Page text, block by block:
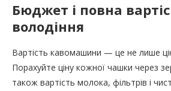
Бюджет і повна
володіння
Вартість кавомашини — це не лише
Порахуйте ціну кожної чашки через
також вартість молока, фільтрів і